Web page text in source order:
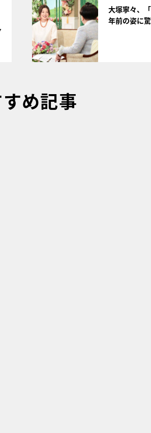
大塚寧々、
年前の姿に
め記事